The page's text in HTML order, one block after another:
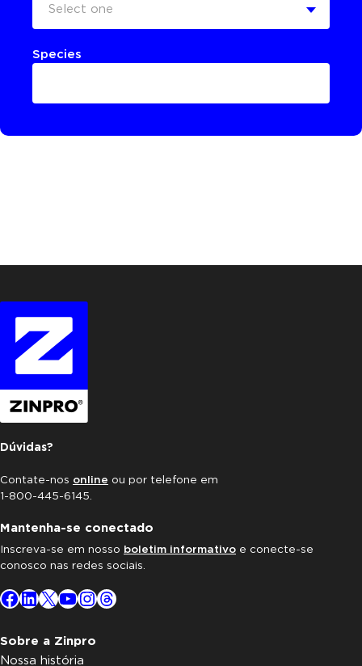
Select one
Species
Dúvidas?
Contate-nos online ou por telefone em
1-800-445-6145.
Mantenha-se conectado
Inscreva-se em nosso boletim informativo e conecte-se
conosco nas redes sociais.
Facebook
LinkedIn
X YouTube
Instagram
Threads
Sobre a Zinpro
Nossa história